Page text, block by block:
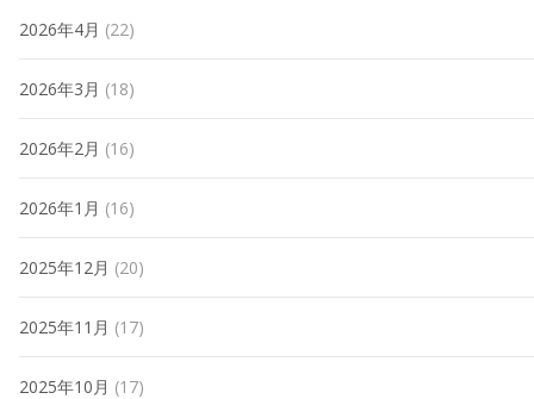
2026年4月 (22)
2026年3月 (18)
2026年2月 (16)
2026年1月 (16)
2025年12月 (20)
2025年11月 (17)
2025年10月 (17)